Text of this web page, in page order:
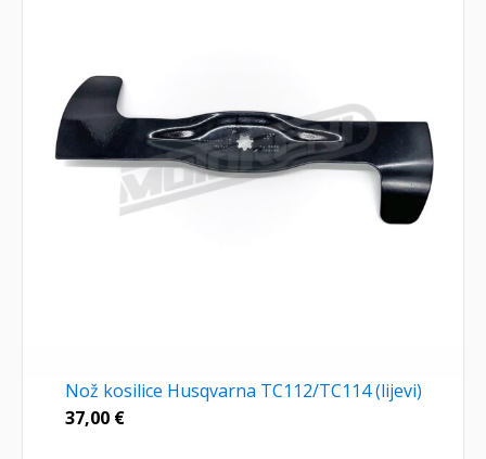
Nož kosilice Husqvarna TC112/TC114 (lijevi)
37,00 €